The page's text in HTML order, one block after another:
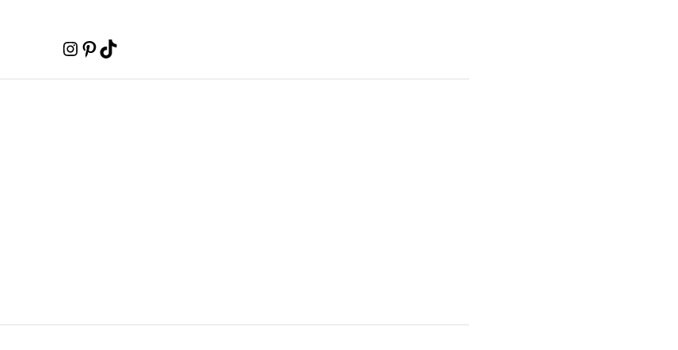
Instagram
Pinterest
TikTok